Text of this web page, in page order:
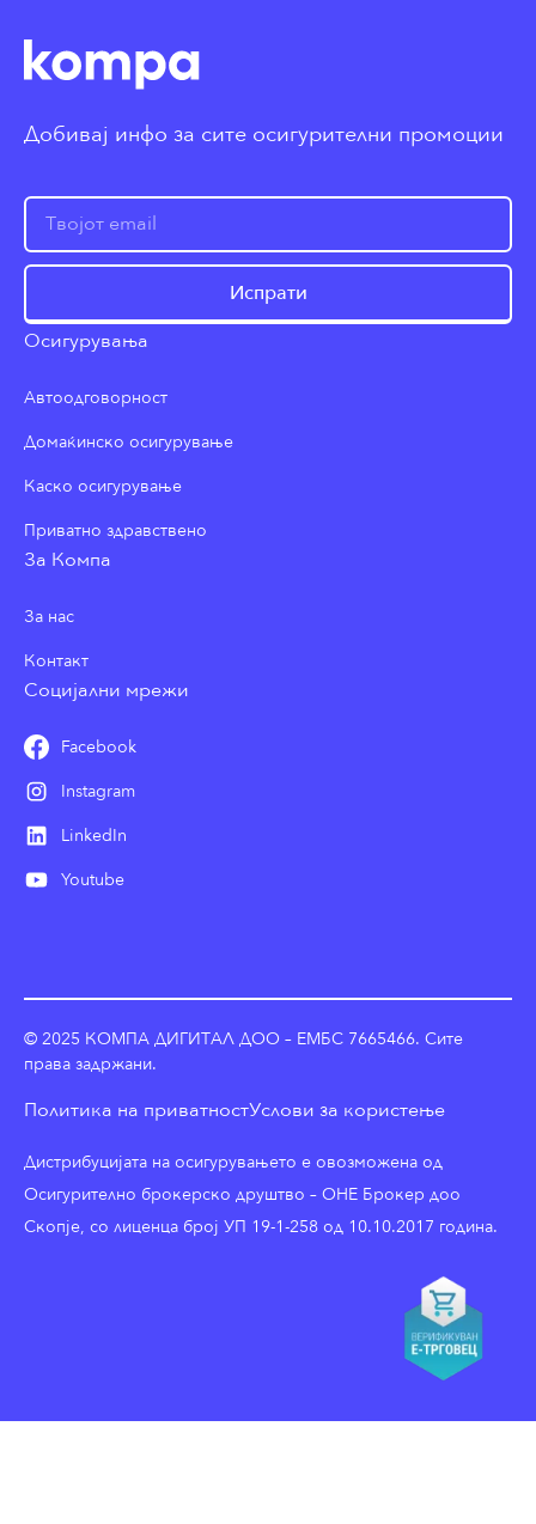
Добивај инфо за сите осигурителни промоции
Испрати
Осигурувања
Автоодговорност
Домаќинско осигурување
Каско осигурување
Приватно здравствено
За Компа
За нас
Контакт
Социјални мрежи
Facebook
Instagram
LinkedIn
Youtube
© 2025 КОМПА ДИГИТАЛ ДОО – ЕМБС 7665466. Сите
права задржани.
Политика на приватностУслови за користење
Дистрибуцијата на осигурувањето е овозможена од
Осигурително брокерско друштво – ОНЕ Брокер доо
Скопје, со лиценца број УП 19-1-258 од 10.10.2017 година.